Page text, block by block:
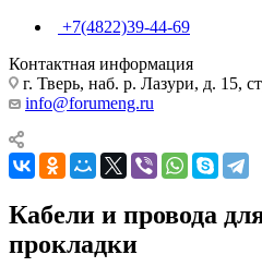
+7(4822)39-44-69
Контактная информация
г. Тверь, наб. р. Лазури, д. 15,
info@forumeng.ru
Кабели и провода
прокладки